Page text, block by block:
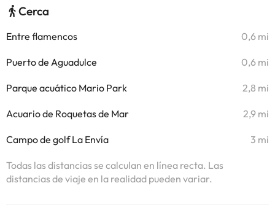
Cerca
Entre flamencos 0,6 mi
Puerto de Aguadulce 0,6 mi
Parque acuático Mario Park 2,8 mi
Acuario de Roquetas de Mar 2,9 mi
Campo de golf La Envía 3 mi
Todas las distancias se calculan en línea recta. Las
distancias de viaje en la realidad pueden variar.